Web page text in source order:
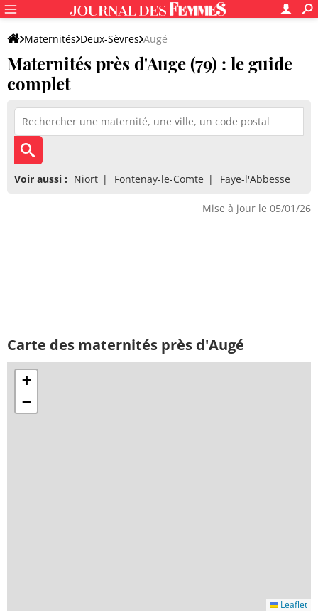
Maternités Deux-Sèvres Augé
Maternités près d'Auge (79) : le guide
complet
Voir aussi : Niort Fontenay-le-Comte Faye-l'Abbesse
Mise à jour le 05/01/26
Carte des maternités près d'Augé
+
−
Leaflet